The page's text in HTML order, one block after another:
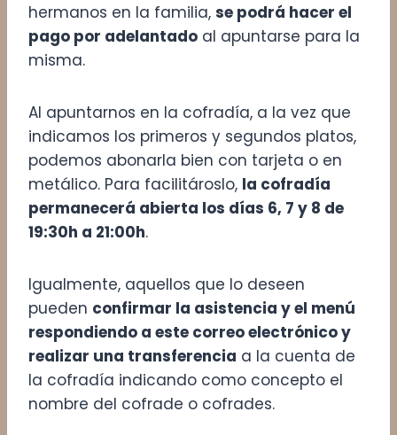
hermanos en la familia, se podrá hacer el
pago por adelantado al apuntarse para la
misma.
Al apuntarnos en la cofradía, a la vez que
indicamos los primeros y segundos platos,
podemos abonarla bien con tarjeta o en
metálico. Para facilitároslo, la cofradía
permanecerá abierta los días 6, 7 y 8 de
19:30h a 21:00h.
Igualmente, aquellos que lo deseen
pueden confirmar la asistencia y el menú
respondiendo a este correo electrónico y
realizar una transferencia a la cuenta de
la cofradía indicando como concepto el
nombre del cofrade o cofrades.